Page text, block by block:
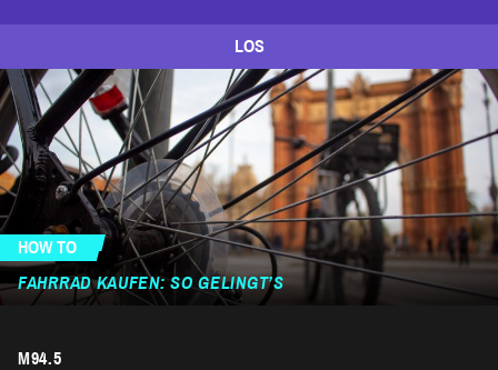
LOS
HOW TO
FAHRRAD KAUFEN: SO GELINGT’S
M94.5